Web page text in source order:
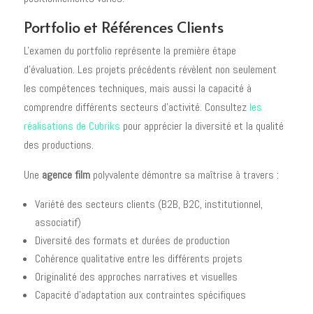
Portfolio et Références Clients
L'examen du portfolio représente la première étape
d'évaluation. Les projets précédents révèlent non seulement
les compétences techniques, mais aussi la capacité à
comprendre différents secteurs d'activité. Consultez les
réalisations de Cubriks pour apprécier la diversité et la qualité
des productions.
Une agence filmpolyvalente démontre sa maîtrise à travers :
Variété des secteurs clients (B2B, B2C, institutionnel,
associatif)
Diversité des formats et durées de production
Cohérence qualitative entre les différents projets
Originalité des approches narratives et visuelles
Capacité d'adaptation aux contraintes spécifiques